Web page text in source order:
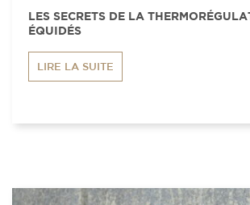
LES SECRETS DE LA
ÉQUIDÉS
LIRE LA SUITE